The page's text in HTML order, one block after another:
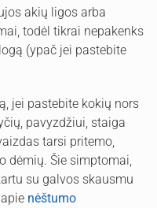
akių ligos arba
todėl tikrai nepakenks
(ypač jei pastebite
jei pastebite kokių nors
pavyzdžiui, staiga
tarsi pritemo,
dėmių. Šie simptomai,
su galvos skausmu
nėštumo